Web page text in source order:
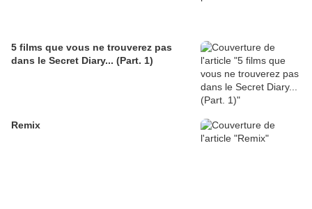
5 films que vous ne trouverez pas
dans le Secret Diary... (Part. 1)
Remix